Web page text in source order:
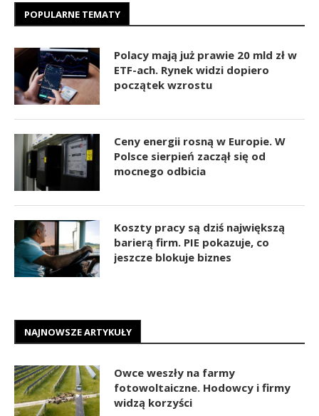
POPULARNE TEMATY
Polacy mają już prawie 20 mld zł w
ETF-ach. Rynek widzi dopiero
początek wzrostu
Ceny energii rosną w Europie. W
Polsce sierpień zaczął się od
mocnego odbicia
Koszty pracy są dziś największą
barierą firm. PIE pokazuje, co
jeszcze blokuje biznes
NAJNOWSZE ARTYKUŁY
Owce weszły na farmy
fotowoltaiczne. Hodowcy i firmy
widzą korzyści